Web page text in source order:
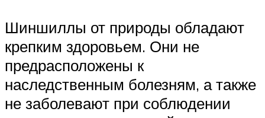
Шиншиллы от природы обладают
крепким здоровьем. Они не
предрасположены к
наследственным болезням, а также
не заболевают при соблюдении